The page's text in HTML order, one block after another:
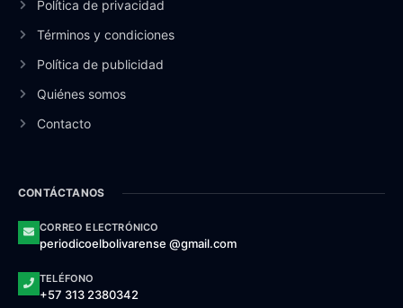
Política de privacidad
Términos y condiciones
Política de publicidad
Quiénes somos
Contacto
CONTÁCTANOS
CORREO ELECTRÓNICO
periodicoelbolivarense @gmail.com
TELÉFONO
+57 313 2380342